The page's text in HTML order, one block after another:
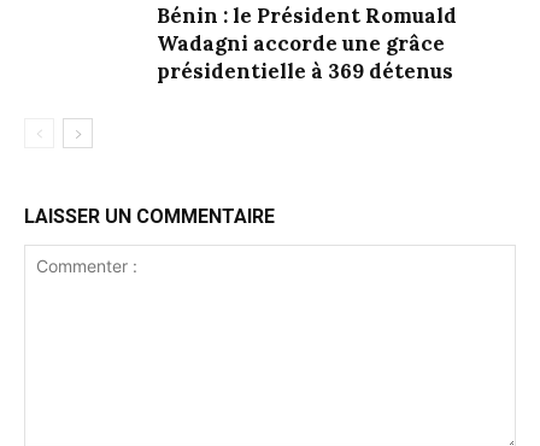
Bénin : le Président Romuald
Wadagni accorde une grâce
présidentielle à 369 détenus
LAISSER UN COMMENTAIRE